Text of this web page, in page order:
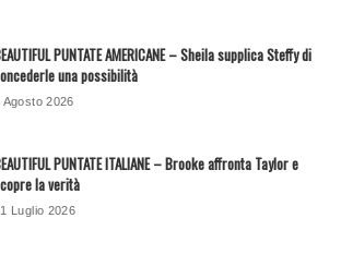
PUNTATE AMERICANE – Sheila supplica Steffy di
una possibilità
Agosto 2026
PUNTATE ITALIANE – Brooke affronta Taylor e
la verità
Luglio 2026